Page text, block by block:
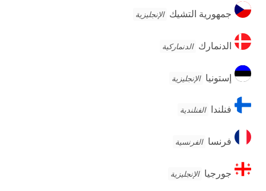
جمهورية
التشيك
جمهورية التشيك الإنجليزية
الدنمارك
الدنمارك الدنماركية
إستونيا
إستونيا الإنجليزية
فنلندا
فنلندا الفنلندية
فرنسا
فرنسا الفرنسية
جورجيا
جورجيا الإنجليزية